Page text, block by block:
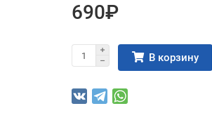
690₽
В корзину